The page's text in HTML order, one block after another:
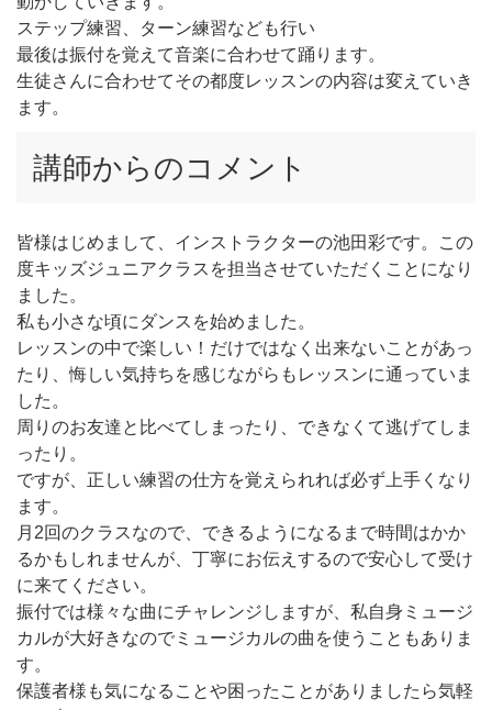
ステップ練習、ターン練習なども行い
最後は振付を覚えて音楽に合わせて踊ります。
生徒さんに合わせてその都度レッスンの内容は変えていき
ます。
講師からのコメント
皆様はじめまして、インストラクターの池田彩です。この
度キッズジュニアクラスを担当させていただくことになり
ました。
私も小さな頃にダンスを始めました。
レッスンの中で楽しい！だけではなく出来ないことがあっ
たり、悔しい気持ちを感じながらもレッスンに通っていま
した。
周りのお友達と比べてしまったり、できなくて逃げてしま
ったり。
ですが、正しい練習の仕方を覚えられれば必ず上手くなり
ます。
月2回のクラスなので、できるようになるまで時間はかか
るかもしれませんが、丁寧にお伝えするので安心して受け
に来てください。
振付では様々な曲にチャレンジしますが、私自身ミュージ
カルが大好きなのでミュージカルの曲を使うこともありま
す。
保護者様も気になることや困ったことがありましたら気軽